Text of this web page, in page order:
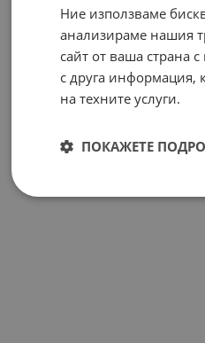
Ние използваме
анализираме нашия
сайт от ваша страна
с друга информация,
на техните услуги.
ПОКАЖЕТЕ